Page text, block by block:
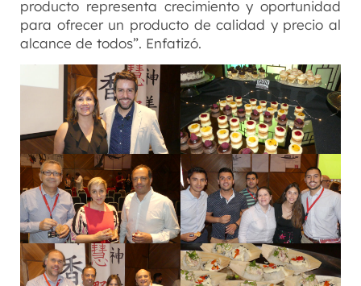
producto representa crecimiento y oportunidad
para ofrecer un producto de calidad y precio al
alcance de todos”. Enfatizó.